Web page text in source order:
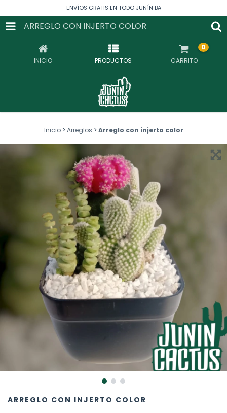
ENVÍOS GRATIS EN TODO JUNÍN BA
ARREGLO CON INJERTO COLOR
INICIO PRODUCTOS CARRITO
0
Inicio > Arreglos > Arreglo con injerto color
ARREGLO CON INJERTO COLOR